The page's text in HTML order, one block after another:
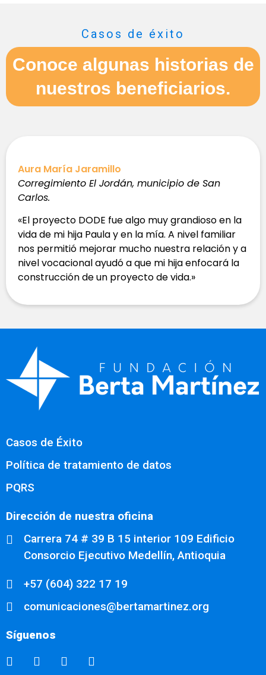
Casos de éxito
Conoce algunas historias de
nuestros beneficiarios.
Aura María Jaramillo
Corregimiento El Jordán, municipio de San
Carlos.
«El proyecto DODE fue algo muy grandioso en la
vida de mi hija Paula y en la mía. A nivel familiar
nos permitió mejorar mucho nuestra relación y a
nivel vocacional ayudó a que mi hija enfocará la
construcción de un proyecto de vida.»
Casos de Éxito
Política de tratamiento de datos
PQRS
Dirección de nuestra oficina
Carrera 74 # 39 B 15 interior 109 Edificio
Consorcio Ejecutivo Medellín, Antioquia
+57 (604) 322 17 19
comunicaciones@bertamartinez.org
Síguenos